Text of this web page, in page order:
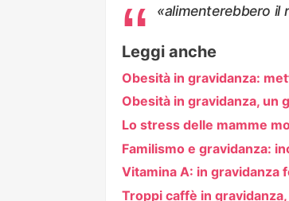
«alimenterebbero il
Leggi anche
Obesità in gravidanza:
Obesità in gravidanza, un
Lo stress delle mamme
Familismo e gravidanza:
Vitamina A: in gravidanza
Troppi caffè in